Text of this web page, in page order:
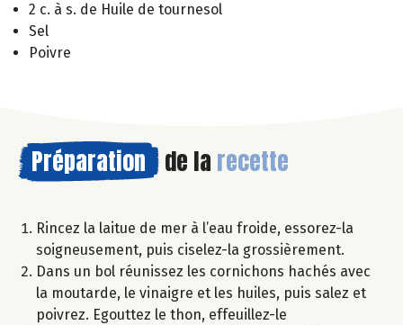
2 c. à s. de Huile de tournesol
Sel
Poivre
Préparation de la recette
Rincez la laitue de mer à l’eau froide, essorez-la
soigneusement, puis ciselez-la grossièrement.
Dans un bol réunissez les cornichons hachés avec
la moutarde, le vinaigre et les huiles, puis salez et
poivrez. Egouttez le thon, effeuillez-le